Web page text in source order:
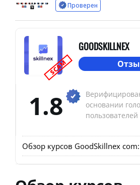
Проверен
SCAM
GOODSKILLNEX
1.8
основании
пользователей
Обзор курсов GoodSkillnex